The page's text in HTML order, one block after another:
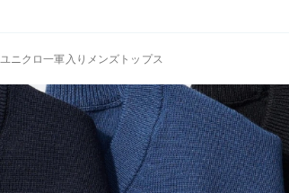
ユニクロ一軍入りメンズトップス